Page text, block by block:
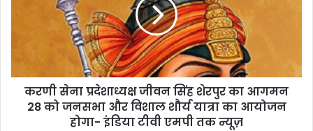
करणी सेना प्रदेशाध्यक्ष जीवन सिंह शेरपुर का आगमन
28 को जनसभा और विशाल शौर्य यात्रा का आयोजन
होगा- इंडिया टीवी एमपी तक न्यूज़